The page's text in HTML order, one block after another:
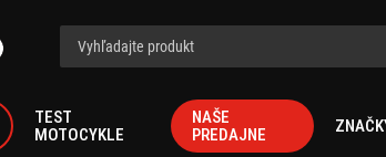
TEST
MOTOCYKLE
NAŠE
PREDAJNE